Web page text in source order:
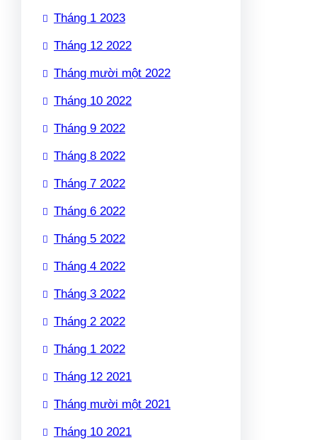
Tháng 1 2023
Tháng 12 2022
Tháng mười một 2022
Tháng 10 2022
Tháng 9 2022
Tháng 8 2022
Tháng 7 2022
Tháng 6 2022
Tháng 5 2022
Tháng 4 2022
Tháng 3 2022
Tháng 2 2022
Tháng 1 2022
Tháng 12 2021
Tháng mười một 2021
Tháng 10 2021